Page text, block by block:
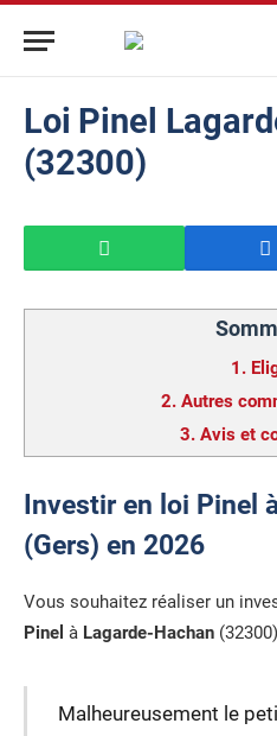
Loi Pinel
(32300)
1.
2. Autres
3. Avis et
Investir en loi Pinel
(Gers) en 2026
Vous souhaitez réaliser un
Pinel à Lagarde-Hachan
Malheureusement le